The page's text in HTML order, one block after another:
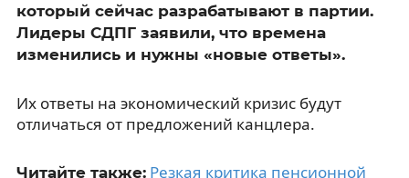
который сейчас разрабатывают в партии.
Лидеры СДПГ заявили, что времена
изменились и нужны «новые ответы».
Их ответы на экономический кризис будут
отличаться от предложений канцлера.
Читайте также: Резкая критика пенсионной